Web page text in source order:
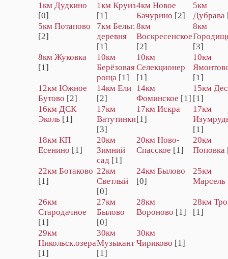
1км Дудкино
[0]
1км Круиз
[1]
4км Новое
Бачурино [2]
5км
Дубрава
5км Потапово
[2]
7км Бельг.
деревня
[1]
8км
Воскресенское
[2]
8км
[3]
8км Жуковка
[1]
10км
Берёзовая
роща [1]
10км
Селекционер
[1]
10км
[1]
12км Южное
Бутово [2]
14км Ели
[2]
14км
Фоминское [1]
15км
[1]
16км ДСК
Эколь [1]
17км
Ватутинки
[3]
17км Искра
[1]
17км
[1]
18км КП
Есенино [1]
20км
Зимний
сад [1]
20км Hовo-
Спасское [1]
20км
Поповка
22км Ботаково
[1]
22км
Светлый
[0]
24км Былово
[0]
25км
Марсель
26км
Стародачное
[1]
27км
Былово
[0]
28км
Вороново [1]
28км
[1]
29км
Никольск.озера
[1]
30км
Музыкант
[1]
30км
Чириково [1]